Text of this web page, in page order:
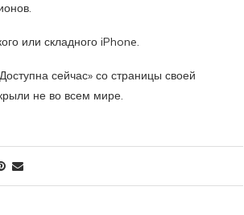
или складного iPhone.
сейчас» со страницы своей
не во всем мире.